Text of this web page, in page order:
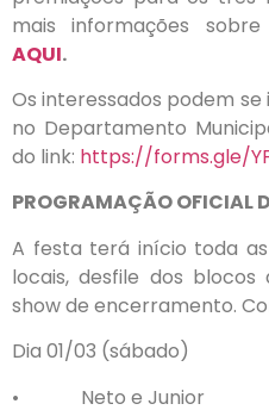
mais informações
AQUI.
Os interessados podem
no Departamento
do link: https://forms.gle/
PROGRAMAÇÃO OFICIAL
A festa terá início toda as
locais, desfile dos
show de encerramento.
Dia 01/03 (sábado)
• Neto e Junior